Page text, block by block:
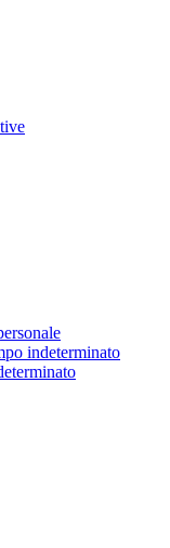
indeterminato